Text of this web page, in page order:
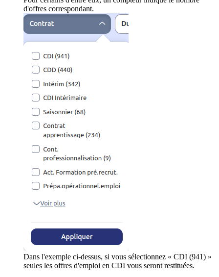
d'offres correspondant.
Dans l'exemple ci-dessus, si vous sélectionnez « CDI (941) »
seules les offres d'emploi en CDI vous seront restituées.